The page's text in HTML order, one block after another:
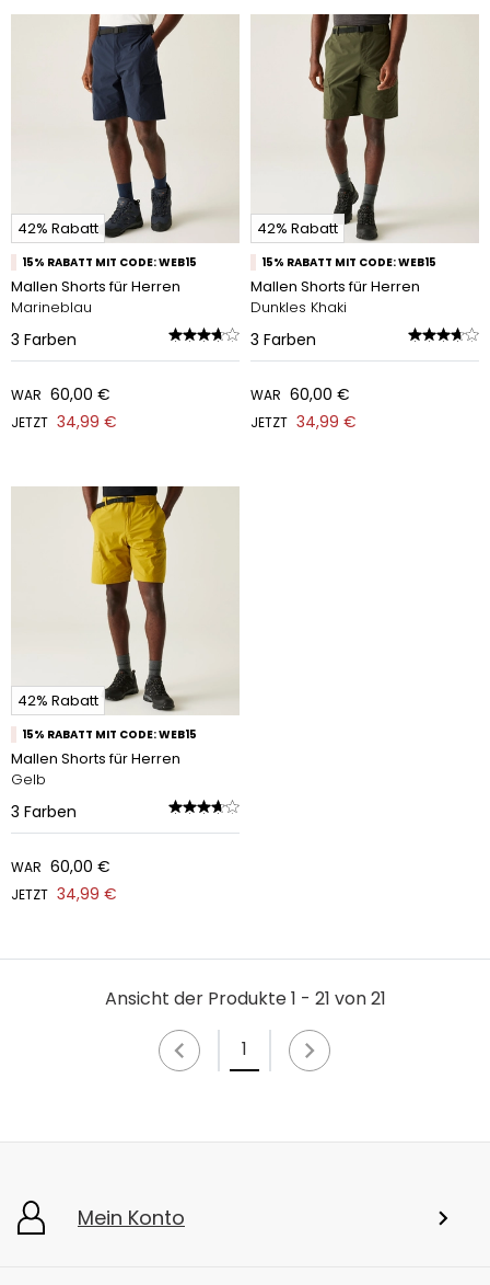
42% Rabatt
15% RABATT MIT CODE: WEB15
Mallen Shorts für Herren
Marineblau
3 Farben
WAR 60,00 €
JETZT 34,99 €
42% Rabatt
15% RABATT MIT CODE: WEB15
Mallen Shorts für Herren
Dunkles Khaki
3 Farben
WAR 60,00 €
JETZT 34,99 €
42% Rabatt
15% RABATT MIT CODE: WEB15
Mallen Shorts für Herren
Gelb
3 Farben
WAR 60,00 €
JETZT 34,99 €
Ansicht der Produkte 1 - 21 von 21
1
Mein Konto